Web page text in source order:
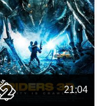
21:04